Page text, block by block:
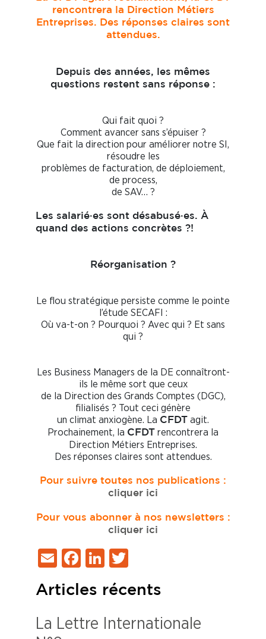
rencontrera la Direction Métiers
Entreprises. Des réponses claires sont
attendues.
Depuis des années, les mêmes
questions restent sans réponse :
Qui fait quoi ?
Comment avancer sans s’épuiser ?
Que fait la direction pour améliorer notre SI,
résoudre les
problèmes de facturation, de déploiement,
de process,
de SAV… ?
Les salarié·es sont désabusé·es. À
quand des actions concrètes ?!
Réorganisation ?
Le flou stratégique persiste comme le pointe
l’étude SECAFI :
Où va-t-on ? Pourquoi ? Avec qui ? Et sans
qui ?
Les Business Managers de la DE connaîtront-
ils le même sort que ceux
de la Direction des Grands Comptes (DGC),
filialisés ? Tout ceci génère
un climat anxiogène. La CFDT agit.
Prochainement, la CFDT rencontrera la
Direction Métiers Entreprises.
Des réponses claires sont attendues.
Pour suivre toutes nos publications :
cliquer ici
Pour vous abonner à nos newsletters :
cliquer ici
EmailFacebook
LinkedIn
Articles récents
La Lettre Internationale